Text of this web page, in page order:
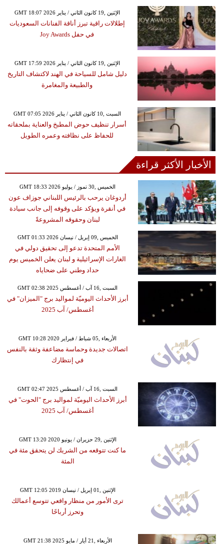
GMT 18:07 2026 الإثنين ,19 كانون الثاني / يناير
إطلالات راقية تبرز أناقة الفنانات السعوديات
في حفل Joy Awards
GMT 17:59 2026 الإثنين ,19 كانون الثاني / يناير
دليل شامل للسياحة في الهند لاكتشاف التاريخ
والطبيعة والمغامرة
GMT 07:05 2026 السبت ,10 كانون الثاني / يناير
أسرار تنظيف حوض المطبخ والعناية بملحقاته
للحفاظ على نظافته وعمره الطويل
الأخبار الأكثر قراءة
GMT 18:33 2026 الخميس ,30 تموز / يوليو
أردوغان يرحب بالرئيس اللبناني جوزاف عون
في أنقرة ويؤكد على وقوفه إلى جانب سيادة
لبنان وحقوقه المشروعةً
GMT 01:33 2026 الخميس ,09 إبريل / نيسان
الأمم المتحدة تدعو إلى تحقيق دولي في
الغارات الإسرائيلية و لبنان يعلن الخميس يوم
حداد وطني على ضحاياه
GMT 02:38 2025 السبت ,16 آب / أغسطس
أبرز الأحداث اليوميّة لمواليد برج "الميزان" في
أغسطس/ آب 2025
GMT 10:28 2020 الأربعاء ,05 شباط / فبراير
اتصالات جديدة وحماسة مضاعفة وثقة بالنفس
في إنتظارك
GMT 02:47 2025 السبت ,16 آب / أغسطس
أبرز الأحداث اليوميّة لمواليد برج "الحوت" في
أغسطس/ آب 2025
GMT 13:20 2020 الإثنين ,29 حزيران / يونيو
ما كنت تتوقعه من الشريك لن يتحقق مئة في
المئة
GMT 12:05 2019 الإثنين ,01 إبريل / نيسان
ترى الأمور من منظار واقعي تتوسع أعمالك
وتحرز أرباحًا
GMT 21:38 2025 الأربعاء ,21 أيار / مايو